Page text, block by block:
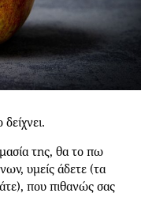
της, θα το πω
υμείς άδετε (τα
που πιθανώς σας